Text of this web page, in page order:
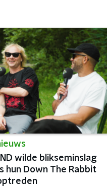
wilde blikseminslag
hun Down The Rabbit